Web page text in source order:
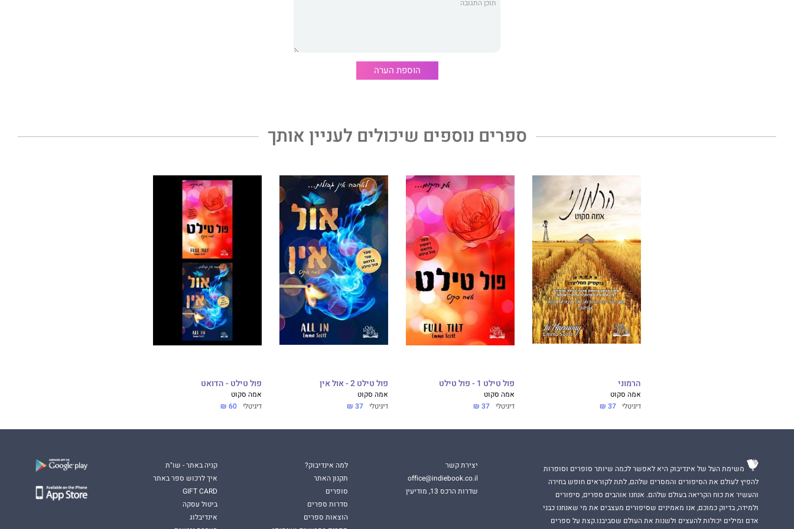
אבל ככל שאני מכירה יותר את שני הגברים האלה, כך הרגשות שלי הופכים סבוכים
הוא רומן מרגש ומלא כאב על אהבה נכזבת מאת סופרת רבי
הוספת הערה
ספרים נוספים שיכולים לעניין אותך
הרמוני
אמה סקוט
דיגיטלי 37 ₪
פול טילט 1 - פול טילט
אמה סקוט
דיגיטלי 37 ₪
פול טילט 2 - אול אין
אמה סקוט
דיגיטלי 37 ₪
פול טילט - הדואט
אמה סקוט
דיגיטלי 60 ₪
משימת העל של אינדיבוק היא לאפשר לכמה שיותר סופרים וסופרות
להפיץ לעולם את הסיפורים והמסרים שלהם, לתת לקוראים חופש בחירה
והעשיר את כוח הקריאה בעולם שלהם. אנחנו אוהבים ספרים, סיפורים
ולמידה, בדיוק כמוכם, אנו מאמינים שסיפורים מעצבים את מי שאנחנו כבני
אדם ומילים יכולות להעצים ולשנות את העולם שסביבנו.קצת על ספרים
יצירת קשר
office@indiebook.co.il
שדרות הרכס 13, מודיעין
למה אינדיבוק?
תקנון האתר
סופרים
סדרות ספרים
הוצאות ספרים
קניה באתר - שו"ת
איך לרכוש ספר באתר
GIFT CARD
ביטול עסקה
אינדיבלוג